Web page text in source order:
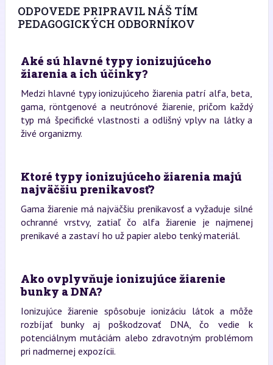
ODPOVEDE PRIPRAVIL NÁŠ TÍM
PEDAGOGICKÝCH ODBORNÍKOV
Aké sú hlavné typy ionizujúceho
žiarenia a ich účinky?
Medzi hlavné typy ionizujúceho žiarenia patrí alfa, beta,
gama, röntgenové a neutrónové žiarenie, pričom každý
typ má špecifické vlastnosti a odlišný vplyv na látky a
živé organizmy.
Ktoré typy ionizujúceho žiarenia majú
najväčšiu prenikavosť?
Gama žiarenie má najväčšiu prenikavosť a vyžaduje silné
ochranné vrstvy, zatiaľ čo alfa žiarenie je najmenej
prenikavé a zastaví ho už papier alebo tenký materiál.
Ako ovplyvňuje ionizujúce žiarenie
bunky a DNA?
Ionizujúce žiarenie spôsobuje ionizáciu látok a môže
rozbíjať bunky aj poškodzovať DNA, čo vedie k
potenciálnym mutáciám alebo zdravotným problémom
pri nadmernej expozícii.